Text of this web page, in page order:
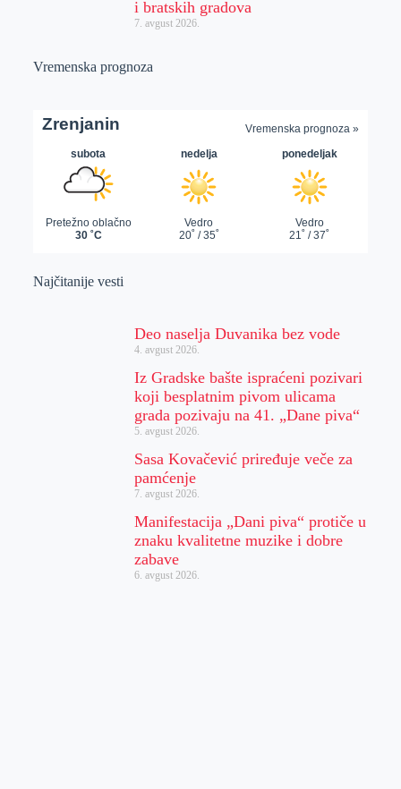
i bratskih gradova
7. avgust 2026.
Vremenska prognoza
Najčitanije vesti
Deo naselja Duvanika bez vode
4. avgust 2026.
Iz Gradske bašte ispraćeni pozivari
koji besplatnim pivom ulicama
grada pozivaju na 41. „Dane piva“
5. avgust 2026.
Sasa Kovačević priređuje veče za
pamćenje
7. avgust 2026.
Manifestacija „Dani piva“ protiče u
znaku kvalitetne muzike i dobre
zabave
6. avgust 2026.